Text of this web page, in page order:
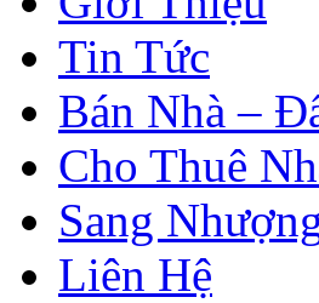
Tin Tức
Bán Nhà –
Cho Thuê
Sang
Liên Hệ